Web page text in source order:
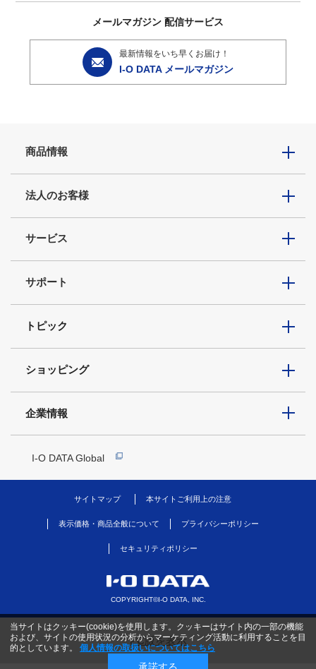
メールマガジン 配信サービス
最新情報をいち早くお届け！
I-O DATA メールマガジン
商品情報
法人のお客様
サービス
サポート
トピック
ショッピング
企業情報
I-O DATA Global
サイトマップ 本サイトご利用上の注意
表示価格・商品全般について プライバシーポリシー
セキュリティポリシー
COPYRIGHT©I-O DATA, INC.
当サイトはクッキー(cookie)を使用します。クッキーはサイト内の一部の機能
および、サイトの使用状況の分析からマーケティング活動に利用することを目
的としています。
個人情報の取扱いについてはこちら
PC版を表示